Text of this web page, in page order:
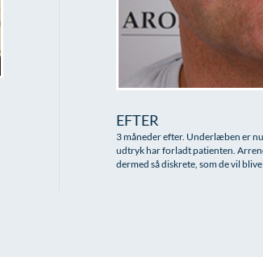
EFTER
3 måneder efter. Underlæben er
udtryk har forladt patienten.
dermed så diskrete, som de vil blive